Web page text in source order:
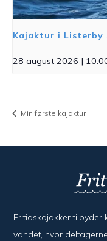
Kajaktur i Listerby
28 august 2026 |
Min første kajaktur
Fritidskajakker tilbyder
vandet, hvor